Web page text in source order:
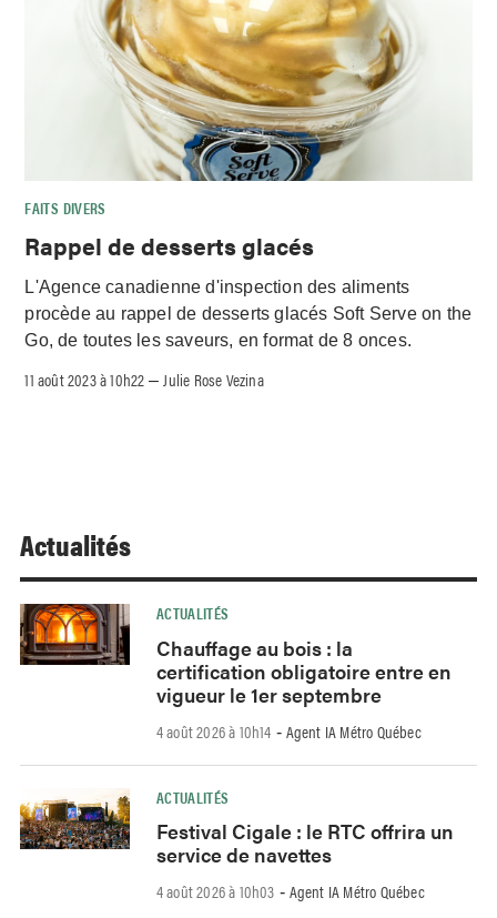
FAITS DIVERS
Rappel de desserts glacés
L'Agence canadienne d'inspection des aliments
procède au rappel de desserts glacés Soft Serve on the
Go, de toutes les saveurs, en format de 8 onces.
11 août 2023 à 10h22 – Julie Rose Vezina
Actualités
ACTUALITÉS
Chauffage au bois : la
certification obligatoire entre en
vigueur le 1er septembre
4 août 2026 à 10h14 - Agent IA Métro Québec
ACTUALITÉS
Festival Cigale : le RTC offrira un
service de navettes
4 août 2026 à 10h03 - Agent IA Métro Québec